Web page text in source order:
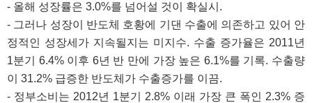
- 올해 성장률은 3.0%를 넘어설 것이 확실시.
- 그러나 성장이 반도체 호황에 기댄 수출에 의존하고 있어 안
정적인 성장세가 지속될지는 미지수. 수출 증가율은 2011년
1분기 6.4% 이후 6년 반 만에 가장 높은 6.1%를 기록. 수출량
이 31.2% 급증한 반도체가 수출증가를 이끔.
- 정부소비는 2012년 1분기 2.8% 이래 가장 큰 폭인 2.3% 증